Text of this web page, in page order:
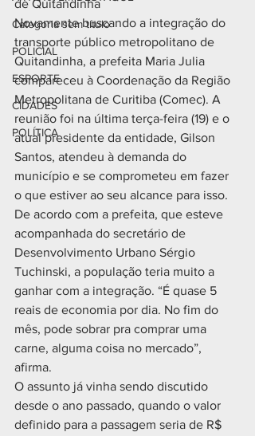
Categoria sem título
POLICIAL
ESPORTE
CIDADES
POLÍTICA
de Quitandinha
Novamente buscando a integração do
transporte público metropolitano de
Quitandinha, a prefeita Maria Julia
compareceu à Coordenação da Região
Metropolitana de Curitiba (Comec). A
reunião foi na última terça-feira (19) e o
atual presidente da entidade, Gilson
Santos, atendeu à demanda do
município e se comprometeu em fazer
o que estiver ao seu alcance para isso.
De acordo com a prefeita, que esteve
acompanhada do secretário de
Desenvolvimento Urbano Sérgio
Tuchinski, a população teria muito a
ganhar com a integração. “É quase 5
reais de economia por dia. No fim do
mês, pode sobrar pra comprar uma
carne, alguma coisa no mercado”,
afirma.
O assunto já vinha sendo discutido
desde o ano passado, quando o valor
definido para a passagem seria de R$